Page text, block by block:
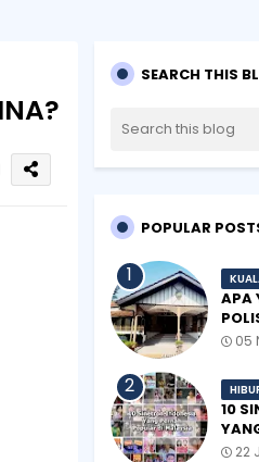
SEARCH THIS
POPULAR
APA
05
10
22